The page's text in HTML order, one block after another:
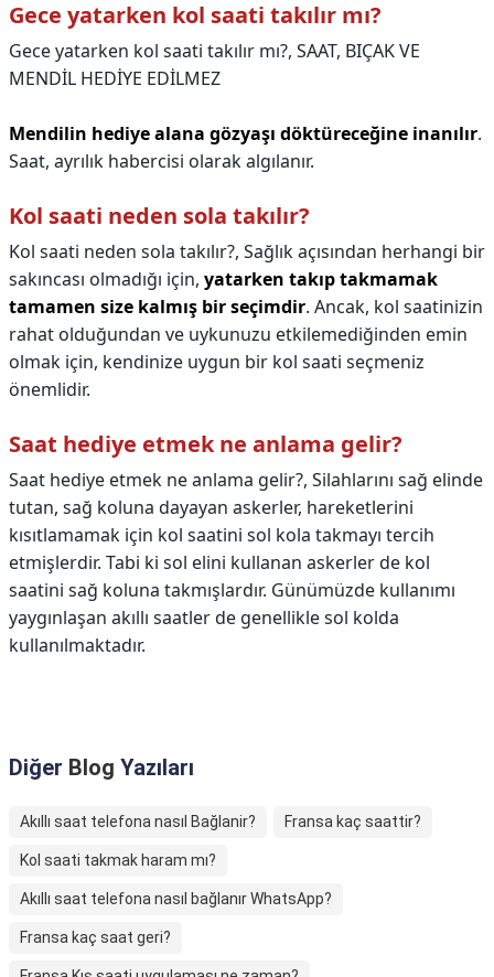
Gece yatarken kol saati takılır mı?
Gece yatarken kol saati takılır mı?, SAAT, BIÇAK VE
MENDİL HEDİYE EDİLMEZ
Mendilin hediye alana gözyaşı döktüreceğine inanılır.
Saat, ayrılık habercisi olarak algılanır.
Kol saati neden sola takılır?
Kol saati neden sola takılır?, Sağlık açısından herhangi bir
sakıncası olmadığı için, yatarken takıp takmamak
tamamen size kalmış bir seçimdir. Ancak, kol saatinizin
rahat olduğundan ve uykunuzu etkilemediğinden emin
olmak için, kendinize uygun bir kol saati seçmeniz
önemlidir.
Saat hediye etmek ne anlama gelir?
Saat hediye etmek ne anlama gelir?, Silahlarını sağ elinde
tutan, sağ koluna dayayan askerler, hareketlerini
kısıtlamamak için kol saatini sol kola takmayı tercih
etmişlerdir. Tabi ki sol elini kullanan askerler de kol
saatini sağ koluna takmışlardır. Günümüzde kullanımı
yaygınlaşan akıllı saatler de genellikle sol kolda
kullanılmaktadır.
Diğer Blog Yazıları
Akıllı saat telefona nasıl Bağlanir? Fransa kaç saattir?
Kol saati takmak haram mı?
Akıllı saat telefona nasıl bağlanır WhatsApp?
Fransa kaç saat geri?